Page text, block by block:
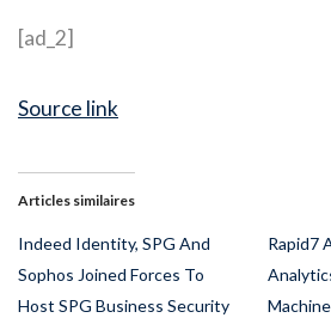
[ad_2]
Source link
Articles similaires
Indeed Identity, SPG And
Sophos Joined Forces To
Host SPG Business Security
Rapid7